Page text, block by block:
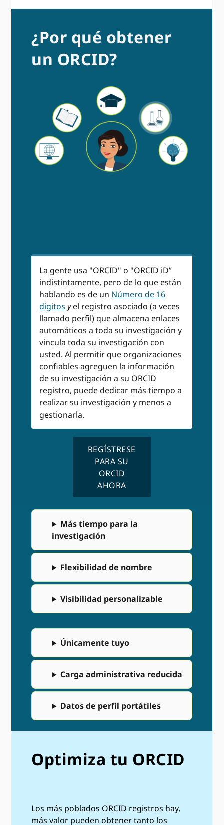
¿Por qué obtener
un ORCID?
La gente usa "ORCID" o "ORCID iD”
indistintamente, pero de lo que están
hablando es de un Número de 16
dígitos yel registro asociado (a veces
llamado perfil) que almacena enlaces
automáticos a toda su investigación y
vincula toda su investigación con
usted. Al permitir que organizaciones
confiables agreguen la información
de su investigación a su ORCID
registro, puede dedicar más tiempo a
realizar su investigación y menos a
gestionarla.
REGÍSTRESE
PARA SU
ORCID
AHORA
Más tiempo para la
investigación
Flexibilidad de nombre
Visibilidad personalizable
Únicamente tuyo
Carga administrativa reducida
Datos de perfil portátiles
Optimiza tu ORCID
Los más poblados ORCID registros hay,
más valor pueden obtener tanto los